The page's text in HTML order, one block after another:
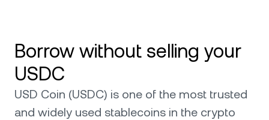
Borrow without selling your
USDC
USD Coin (USDC) is one of the most trusted
and widely used stablecoins in the crypto